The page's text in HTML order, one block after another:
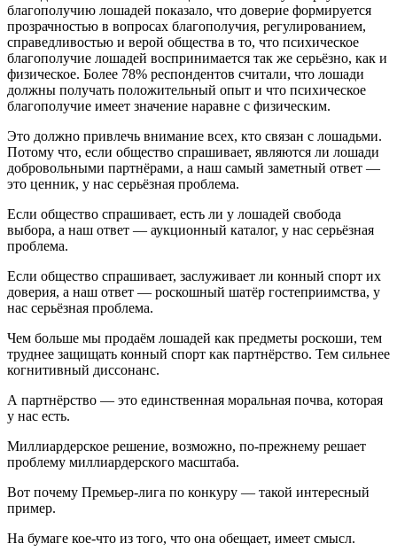
благополучию лошадей показало, что доверие формируется
прозрачностью в вопросах благополучия, регулированием,
справедливостью и верой общества в то, что психическое
благополучие лошадей воспринимается так же серьёзно, как и
физическое. Более 78% респондентов считали, что лошади
должны получать положительный опыт и что психическое
благополучие имеет значение наравне с физическим.
Это должно привлечь внимание всех, кто связан с лошадьми.
Потому что, если общество спрашивает, являются ли лошади
добровольными партнёрами, а наш самый заметный ответ —
это ценник, у нас серьёзная проблема.
Если общество спрашивает, есть ли у лошадей свобода
выбора, а наш ответ — аукционный каталог, у нас серьёзная
проблема.
Если общество спрашивает, заслуживает ли конный спорт их
доверия, а наш ответ — роскошный шатёр гостеприимства, у
нас серьёзная проблема.
Чем больше мы продаём лошадей как предметы роскоши, тем
труднее защищать конный спорт как партнёрство. Тем сильнее
когнитивный диссонанс.
А партнёрство — это единственная моральная почва, которая
у нас есть.
Миллиардерское решение, возможно, по-прежнему решает
проблему миллиардерского масштаба.
Вот почему Премьер-лига по конкуру — такой интересный
пример.
На бумаге кое-что из того, что она обещает, имеет смысл.